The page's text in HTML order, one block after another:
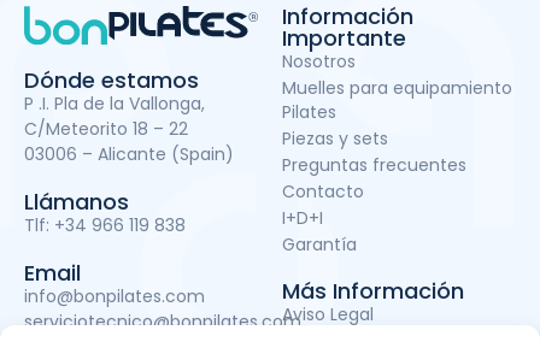
Dónde estamos
P .I. Pla de la Vallonga,
C/Meteorito 18 – 22
03006 – Alicante (Spain)
Llámanos
Tlf: +34 966 119 838
Email
info@bonpilates.com
serviciotecnico@bonpilates.com
Información
Importante
Nosotros
Muelles para equipamiento
Pilates
Piezas y sets
Preguntas frecuentes
Contacto
I+D+I
Garantía
Más Información
Aviso Legal